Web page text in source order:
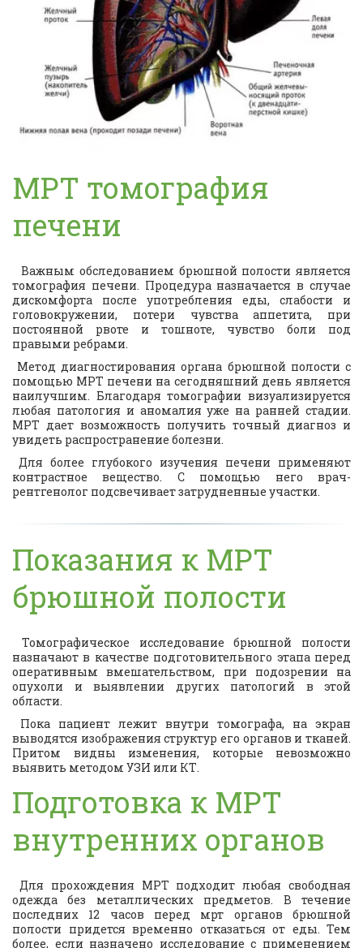
МРТ томография
печени
Важным обследованием брюшной полости является
томография печени. Процедура назначается в случае
дискомфорта после употребления еды, слабости и
головокружении, потери чувства аппетита, при
постоянной рвоте и тошноте, чувство боли под
правыми ребрами.
Метод диагностирования органа брюшной полости с
помощью МРТ печени на сегодняшний день является
наилучшим. Благодаря томографии визуализируется
любая патология и аномалия уже на ранней стадии.
МРТ дает возможность получить точный диагноз и
увидеть распространение болезни.
Для более глубокого изучения печени применяют
контрастное вещество. С помощью него врач-
рентгенолог подсвечивает затрудненные участки.
Показания к МРТ
брюшной полости
Томографическое исследование брюшной полости
назначают в качестве подготовительного этапа перед
оперативным вмешательством, при подозрении на
опухоли и выявлении других патологий в этой
области.
Пока пациент лежит внутри томографа, на экран
выводятся изображения структур его органов и тканей.
Притом видны изменения, которые невозможно
выявить методом УЗИ или КТ.
Подготовка к МРТ
внутренних органов
Для прохождения МРТ подходит любая свободная
одежда без металлических предметов. В течение
последних 12 часов перед мрт органов брюшной
полости придется временно отказаться от еды. Тем
более, если назначено исследование с применением